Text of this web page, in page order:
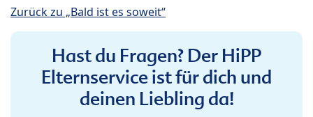
Zurück zu „Bald ist es soweit“
Hast du Fragen? Der HiPP
Elternservice ist für dich und
deinen Liebling da!